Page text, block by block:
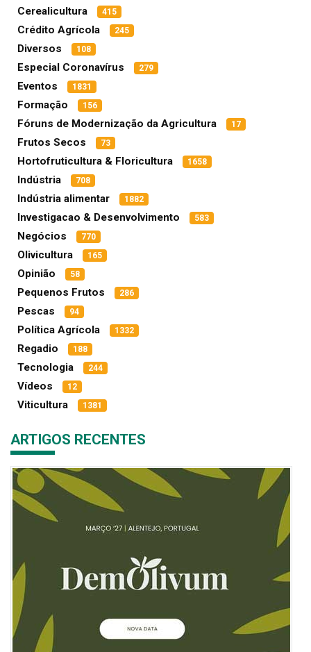
Cerealicultura 415
Crédito Agrícola 245
Diversos 108
Especial Coronavírus 279
Eventos 1831
Formação 156
Fóruns de Modernização da Agricultura 17
Frutos Secos 73
Hortofruticultura & Floricultura 1658
Indústria 708
Indústria alimentar 1882
Investigacao & Desenvolvimento 583
Negócios 770
Olivicultura 165
Opinião 58
Pequenos Frutos 286
Pescas 94
Política Agrícola 1332
Regadio 188
Tecnologia 244
Vídeos 12
Viticultura 1381
ARTIGOS RECENTES